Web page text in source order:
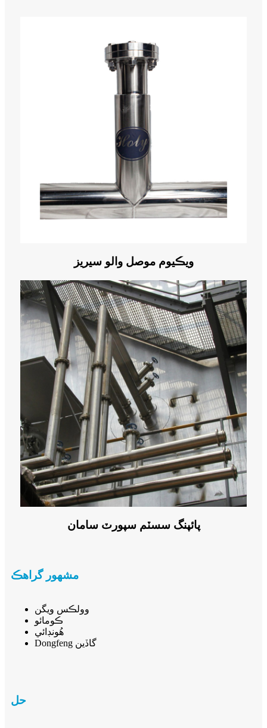
ويڪيوم موصل والو سيريز
پائپنگ سسٽم سپورٽ سامان
مشهور گراهڪ
وولڪس ويگن
ڪومائو
هُونڊائي
Dongfeng گاڏين
حل